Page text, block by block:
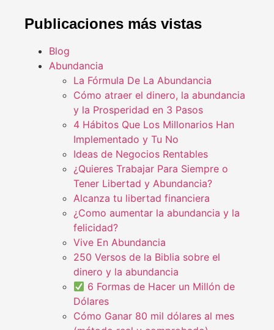
Publicaciones más vistas
Blog
Abundancia
La Fórmula De La Abundancia
Cómo atraer el dinero, la abundancia
y la Prosperidad en 3 Pasos
4 Hábitos Que Los Millonarios Han
Implementado y Tu No
Ideas de Negocios Rentables
¿Quieres Trabajar Para Siempre o
Tener Libertad y Abundancia?
Alcanza tu libertad financiera
¿Como aumentar la abundancia y la
felicidad?
Vive En Abundancia
250 Versos de la Biblia sobre el
dinero y la abundancia
6 Formas de Hacer un Millón de
Dólares
Cómo Ganar 80 mil dólares al mes